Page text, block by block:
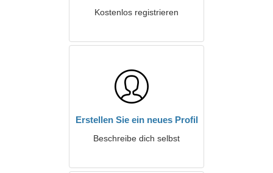
Kostenlos registrieren
Erstellen Sie ein neues Profil
Beschreibe dich selbst